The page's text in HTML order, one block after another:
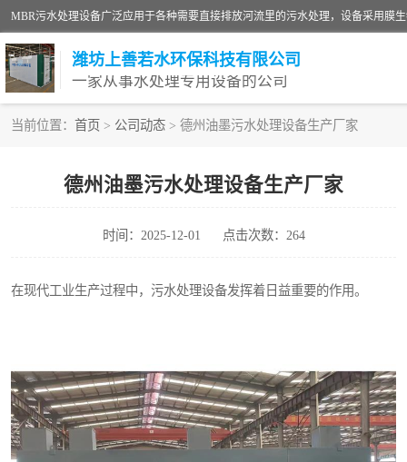
潍坊上善若水环保科技有限公司
一家从事水处理专用设备的公司
当前位置： 首页 > 公司动态 > 德州油墨污水处理设备生产厂家
德州油墨污水处理设备生产厂家
时间：2025-12-01 点击次数：264
在现代工业生产过程中，污水处理设备发挥着日益重要的作用。
洗涤污水处理设备
诊所门诊污水处理设备
一体化污水处理设备
医院辐射污水衰变池